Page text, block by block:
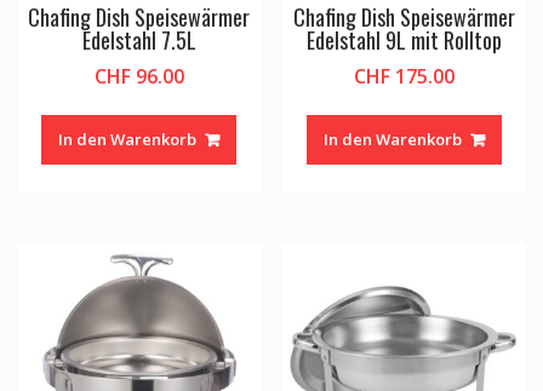
Chafing Dish Speisewärmer
Edelstahl 7.5L
CHF96.00
In den Warenkorb
Chafing Dish Speisewärmer
Edelstahl 9L mit Rolltop
CHF175.00
In den Warenkorb